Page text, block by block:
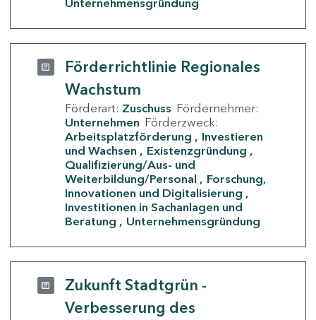
Unternehmensgründung
Förderrichtlinie Regionales
Wachstum
Förderart: Zuschuss Fördernehmer:
Unternehmen Förderzweck:
Arbeitsplatzförderung
Investieren
und Wachsen
Existenzgründung
Qualifizierung/Aus- und
Weiterbildung/Personal
Forschung,
Innovationen und Digitalisierung
Investitionen in Sachanlagen und
Beratung
Unternehmensgründung
Zukunft Stadtgrün -
Verbesserung des